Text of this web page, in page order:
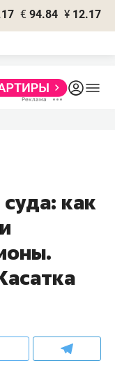
€ 94.84 ¥ 12.17
как